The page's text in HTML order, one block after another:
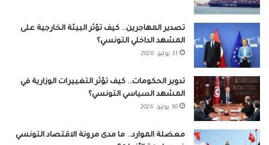
تصدير المهاجرين.. كيف تؤثر البيئة الخارجية على
المشهد الداخلي التونسي؟
31 يوليو، 2026
تدوير الحكومات.. كيف تؤثر التغييرات الوزارية في
المشهد السياسي التونسي؟
30 يوليو، 2026
معضلة الموارد.. ما مدى مرونة الاقتصاد التونسي